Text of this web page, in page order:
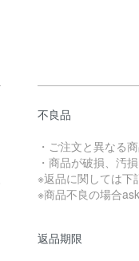
不良品
・ご注文と異なる
・商品が破損、汚
※返品に関しては下
※商品不良の場合
返品期限